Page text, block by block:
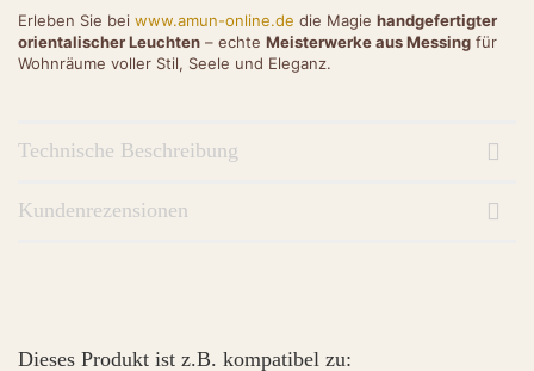
Erleben Sie bei www.amun-online.de die Magie handgefertigter
orientalischer Leuchten – echte Meisterwerke aus Messing für
Wohnräume voller Stil, Seele und Eleganz.
Technische Beschreibung
Kundenrezensionen
Dieses Produkt ist z.B. kompatibel zu: